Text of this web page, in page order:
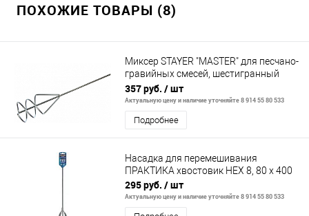
ПОХОЖИЕ ТОВАРЫ (8)
Миксер STAYER "MASTER" для песчано-
гравийных смесей, шестигранный
хвостовик, оцинкованный, 100х500мм
357 руб. / шт
Актуальную цену и наличие уточняйте 8 914 55 80 533
Подробнее
Насадка для перемешивания
ПРАКТИКА хвостовик НЕХ 8, 80 х 400
295 руб. / шт
Актуальную цену и наличие уточняйте 8 914 55 80 533